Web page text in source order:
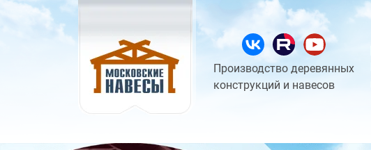
Производство деревянных
конструкций и навесов